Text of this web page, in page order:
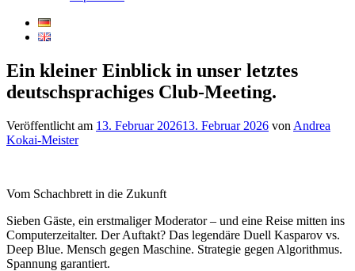
Ein kleiner Einblick in unser letztes
deutschsprachiges Club-Meeting.
Veröffentlicht am 13. Februar 202613. Februar 2026 von Andrea
Kokai-Meister
Vom Schachbrett in die Zukunft
Sieben Gäste, ein erstmaliger Moderator – und eine Reise mitten ins
Computerzeitalter. Der Auftakt? Das legendäre Duell Kasparov vs.
Deep Blue. Mensch gegen Maschine. Strategie gegen Algorithmus.
Spannung garantiert.